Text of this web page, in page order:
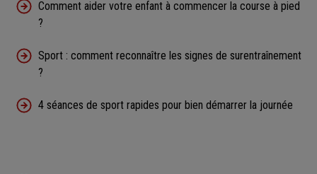
Comment aider votre enfant à commencer la course à pied
?
Sport : comment reconnaître les signes de surentraînement
?
4 séances de sport rapides pour bien démarrer la journée